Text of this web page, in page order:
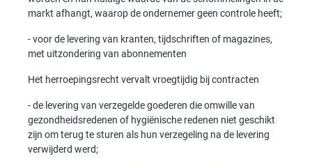
markt afhangt, waarop de ondernemer geen controle heeft;
- voor de levering van kranten, tijdschriften of magazines,
met uitzondering van abonnementen
Het herroepingsrecht vervalt vroegtijdig bij contracten
- de levering van verzegelde goederen die omwille van
gezondheidsredenen of hygiënische redenen niet geschikt
zijn om terug te sturen als hun verzegeling na de levering
verwijderd werd;